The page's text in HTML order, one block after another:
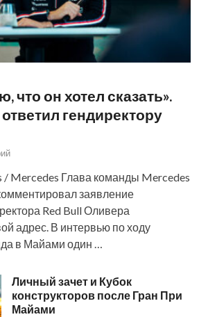
что он хотел сказать».
гендиректору
/ Mercedes Глава команды Mercedes
заявление
Red Bull Оливера
адрес. В интервью по ходу
в Майами один …
Личный зачет и Кубок
конструкторов после Гран При
Майами